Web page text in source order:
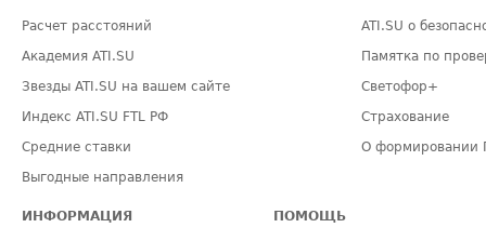
Расчет расстояний
Академия ATI.SU
Звезды ATI.SU на вашем сайте
Индекс ATI.SU FTL РФ
Средние ставки
Выгодные направления
ATI.SU о
Памятка по
Светофор+
Страхование
О формировании
ИНФОРМАЦИЯ ПОМОЩЬ